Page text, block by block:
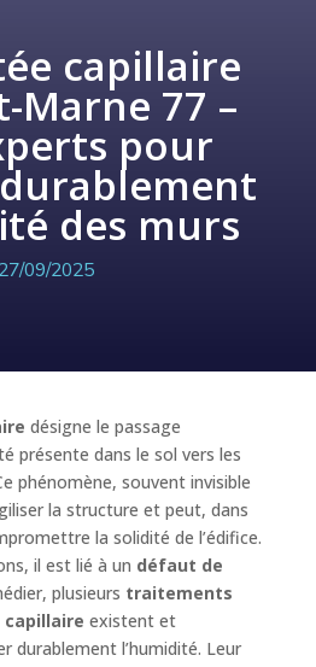
capillaire
Marne 77 –
pour
des murs
27/09/2025
désigne le passage
présente dans le sol vers les
phénomène, souvent invisible
la structure et peut, dans
la solidité de l’édifice.
il est lié à un défaut de
plusieurs traitements
existent et
durablement l’humidité. Leur